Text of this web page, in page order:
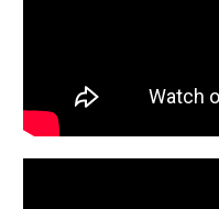
piotrek.zajac@pm.me
Twitter